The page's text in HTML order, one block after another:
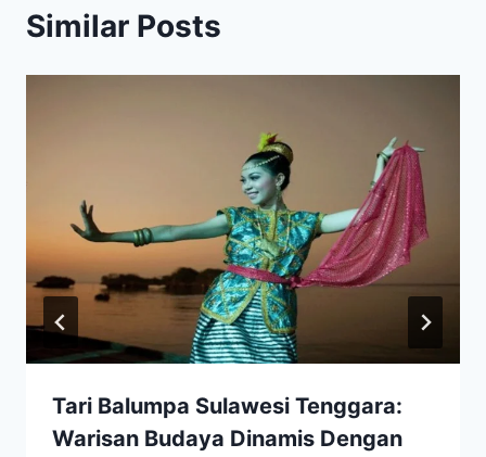
Similar Posts
Tari Balumpa Sulawesi Tenggara:
Warisan Budaya Dinamis Dengan